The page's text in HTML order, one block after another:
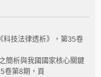
科技法律透析》，第35卷
簡析與我國國家核心關鍵
卷第8期，頁